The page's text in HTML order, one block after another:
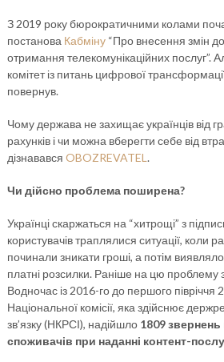
З 2019 року бюрократичними колами
постанова Кабміну“Про внесення змін
отримання телекомунікаційних послуг”.
комітет із питань цифрової
повернув.
Чому держава не захищає українців від
рахунків і чи можна вберегти себе від
дізнавався OBOZREVATEL .
Чи дійсно проблема поширена?
Українці скаржаться на “хитрощі” з
користувачів траплялися ситуації, коли
починали зникати гроші, а потім
платні розсилки. Раніше на цю проблему
Водночас із 2016-го до першого півріччя
Національної комісії, яка здійснює
зв’язку (НКРСІ), надійшло 1809
споживачів при наданні контент-